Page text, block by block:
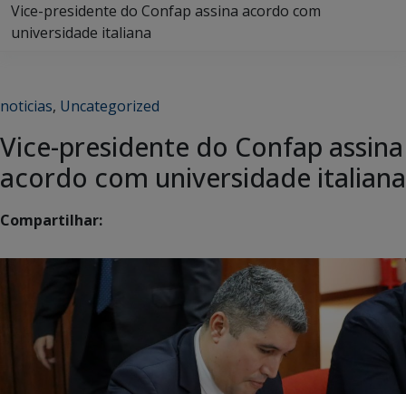
Vice-presidente do Confap assina acordo com
universidade italiana
noticias, Uncategorized
Vice-presidente do Confap assina
acordo com universidade italiana
Compartilhar: